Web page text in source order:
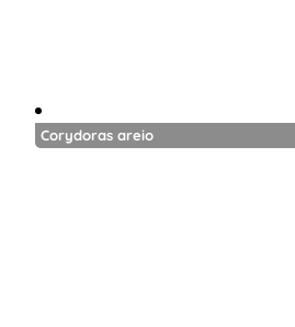
Corydoras areio